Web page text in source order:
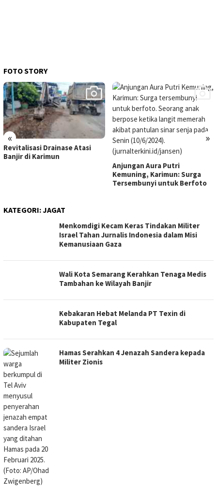
FOTO STORY
« »
Revitalisasi Drainase Atasi
Banjir di Karimun
Anjungan Aura Putri
Kemuning, Karimun: Surga
Tersembunyi untuk Berfoto
KATEGORI:JAGAT
Menkomdigi Kecam Keras Tindakan Militer
Israel Tahan Jurnalis Indonesia dalam Misi
Kemanusiaan Gaza
Wali Kota Semarang Kerahkan Tenaga Medis
Tambahan ke Wilayah Banjir
Kebakaran Hebat Melanda PT Texin di
Kabupaten Tegal
Hamas Serahkan 4 Jenazah Sandera kepada
Militer Zionis